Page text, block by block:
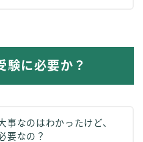
験に必要か？
事なのはわかったけど、
要なの？